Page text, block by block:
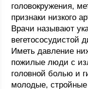
головокружения,
признаки низкого
Врачи называют
вегетососудистой
Иметь давление
пожилые люди с
головной болью и
молодые,